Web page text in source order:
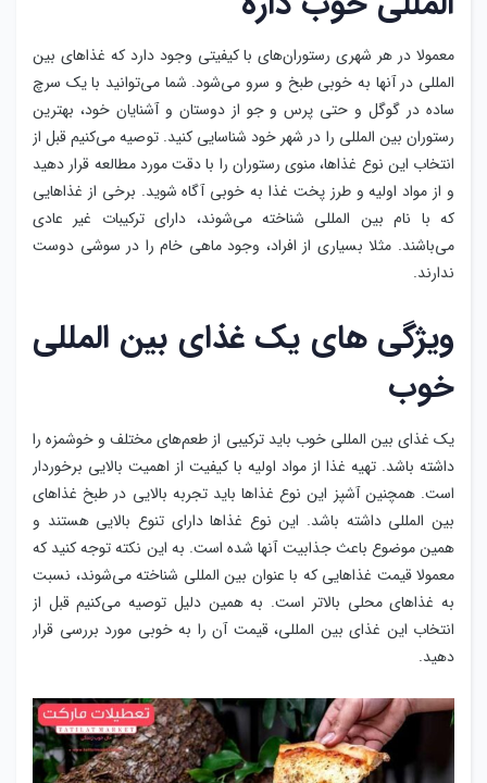
معمولا در هر شهری رستوران‌های با کیفیتی وجود دارد که غذاهای بین
المللی در آنها به خوبی طبخ و سرو می‌شود. شما می‌توانید با یک سرچ
ساده در گوگل و حتی پرس و جو از دوستان و آشنایان خود، بهترین
رستوران بین المللی را در شهر خود شناسایی کنید. توصیه می‌کنیم قبل از
انتخاب این نوع غذاها، منوی رستوران را با دقت مورد مطالعه قرار دهید
و از مواد اولیه و طرز پخت غذا به خوبی آگاه شوید. برخی از غذاهایی
که با نام بین المللی شناخته می‌شوند، دارای ترکیبات غیر عادی
می‌باشند. مثلا بسیاری از افراد، وجود ماهی خام را در سوشی دوست
ندارند.
ویژگی های یک غذای بین المللی
خوب
یک غذای بین المللی خوب باید ترکیبی از طعم‌های مختلف و خوشمزه را
داشته باشد. تهیه غذا از مواد اولیه با کیفیت از اهمیت بالایی برخوردار
است. همچنین آشپز این نوع غذاها باید تجربه بالایی در طبخ غذاهای
بین المللی داشته باشد. این نوع غذاها دارای تنوع بالایی هستند و
همین موضوع باعث جذابیت آنها شده است. به این نکته توجه کنید که
معمولا قیمت غذاهایی که با عنوان بین المللی شناخته می‌شوند، نسبت
به غذاهای محلی بالاتر است. به همین دلیل توصیه می‌کنیم قبل از
انتخاب این غذای بین المللی، قیمت آن را به خوبی مورد بررسی قرار
دهید.